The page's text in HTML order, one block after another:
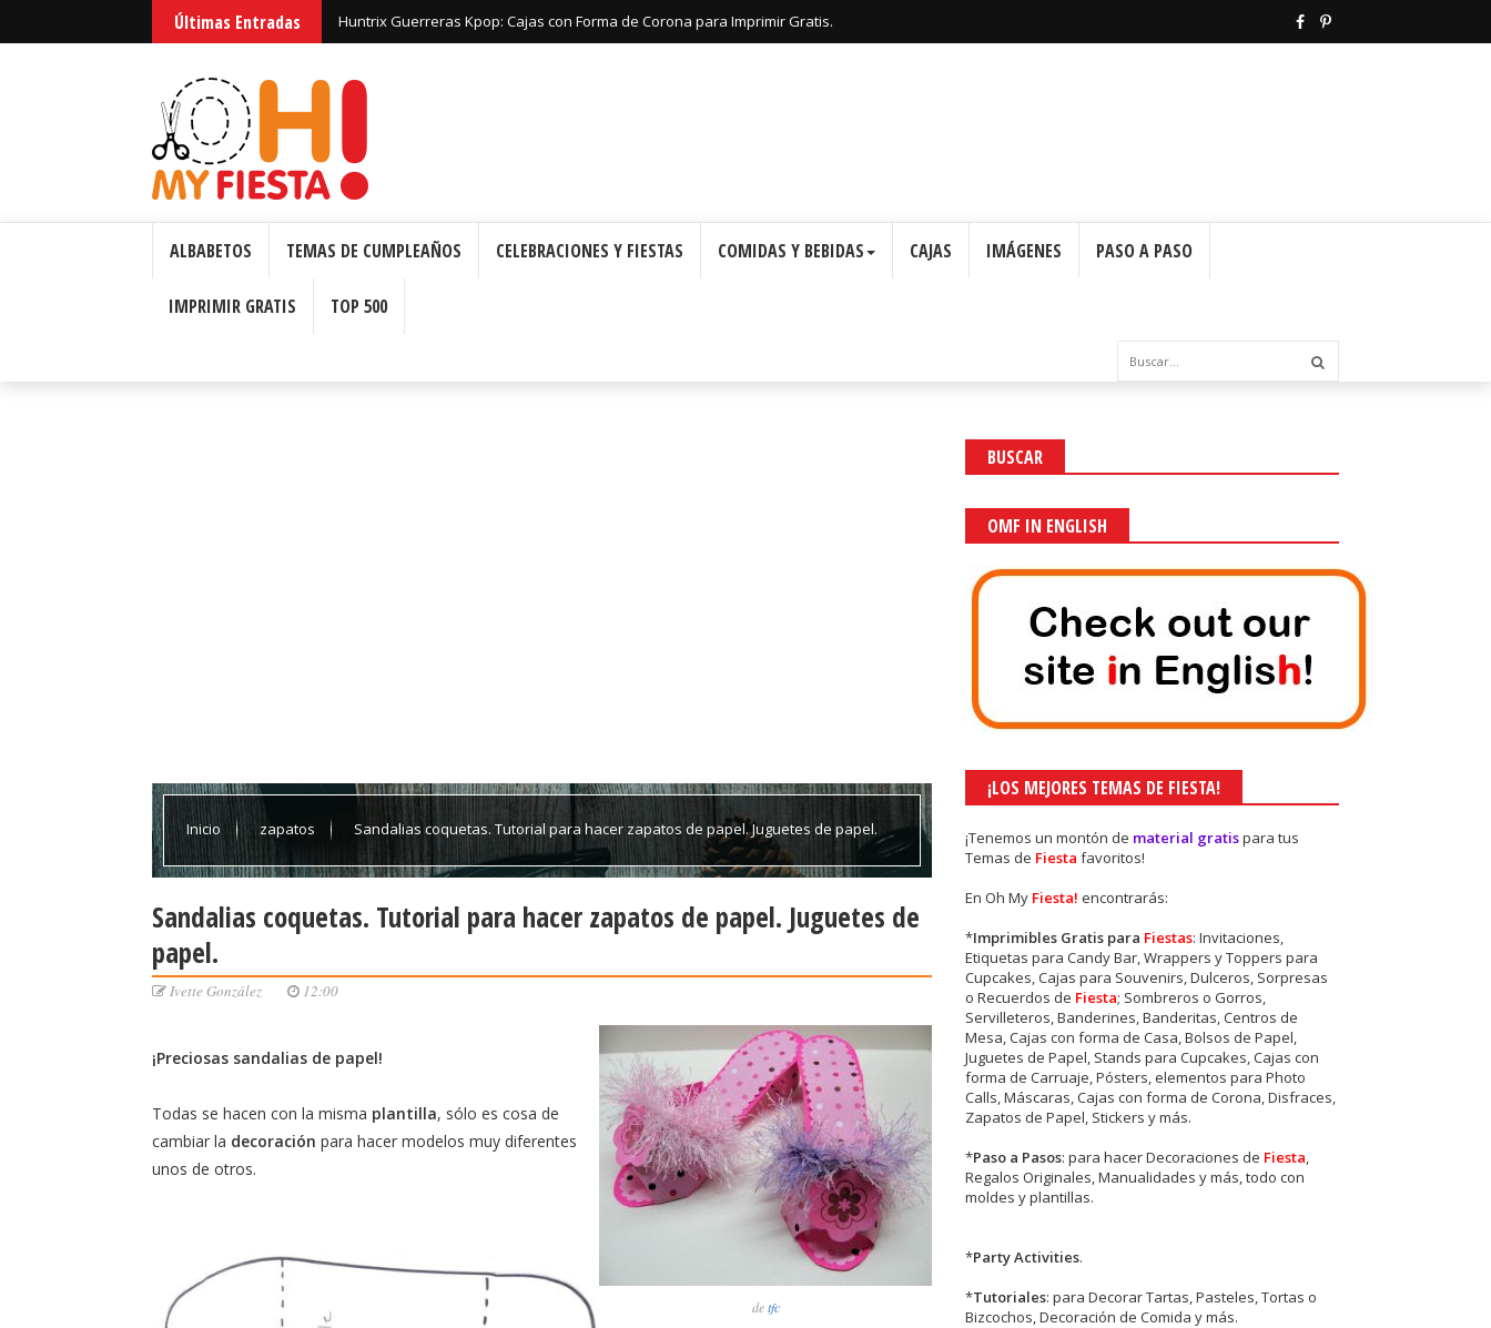
Últimas Entradas Huntrix Guerreras Kpop: Cajas con Forma de Corona para Imprimir Gratis.
ALBABETOS TEMAS DE CUMPLEAÑOS CELEBRACIONES Y FIESTAS COMIDAS Y BEBIDAS CAJAS IMÁGENES PASO A PASO
IMPRIMIR GRATIS TOP 500
Inicio zapatos Sandalias coquetas. Tutorial para hacer zapatos de papel. Juguetes de papel.
Sandalias coquetas. Tutorial para hacer zapatos de papel. Juguetes de
papel.
Ivette González 12:00
detfc
¡Preciosas sandalias de papel!
Todas se hacen con la misma plantilla, sólo es cosa de
cambiar la decoración para hacer modelos muy diferentes
unos de otros.
BUSCAR
OMF IN ENGLISH
¡LOS MEJORES TEMAS DE FIESTA!
¡Tenemos un montón de material gratispara tus
Temas de Fiestafavoritos!
En Oh My Fiesta!encontrarás:
*Imprimibles Gratis para Fiestas: Invitaciones,
Etiquetas para Candy Bar, Wrappers y Toppers para
Cupcakes, Cajas para Souvenirs, Dulceros, Sorpresas
o Recuerdos de Fiesta; Sombreros o Gorros,
Servilleteros, Banderines, Banderitas, Centros de
Mesa, Cajas con forma de Casa, Bolsos de Papel,
Juguetes de Papel, Stands para Cupcakes, Cajas con
forma de Carruaje, Pósters, elementos para Photo
Calls, Máscaras, Cajas con forma de Corona, Disfraces,
Zapatos de Papel, Stickers y más.
*Paso a Pasos: para hacer Decoraciones de Fiesta,
Regalos Originales, Manualidades y más, todo con
moldes y plantillas.
*Party Activities.
*Tutoriales: para Decorar Tartas, Pasteles, Tortas o
Bizcochos, Decoración de Comida y más.